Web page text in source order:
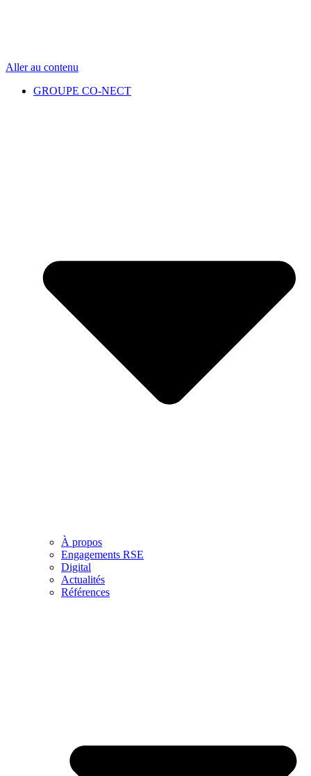
Aller au contenu
GROUPE CO-NECT
À propos
Engagements RSE
Digital
Actualités
Références